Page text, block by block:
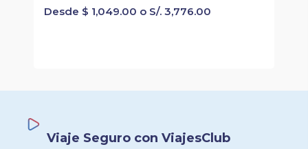
Desde $ 1,049.00 o S/. 3,776.00
Viaje Seguro con ViajesClub